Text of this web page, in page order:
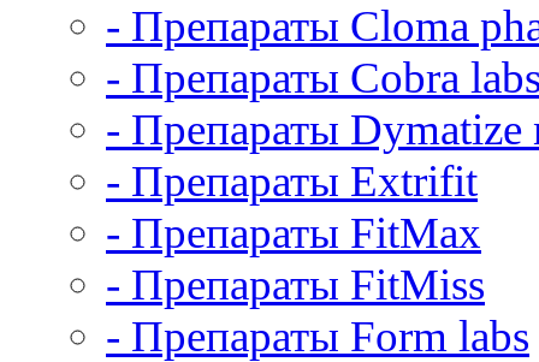
- Препараты Cloma
- Препараты Cobra
- Препараты
- Препараты Extrifit
- Препараты FitMax
- Препараты FitMiss
- Препараты Form labs